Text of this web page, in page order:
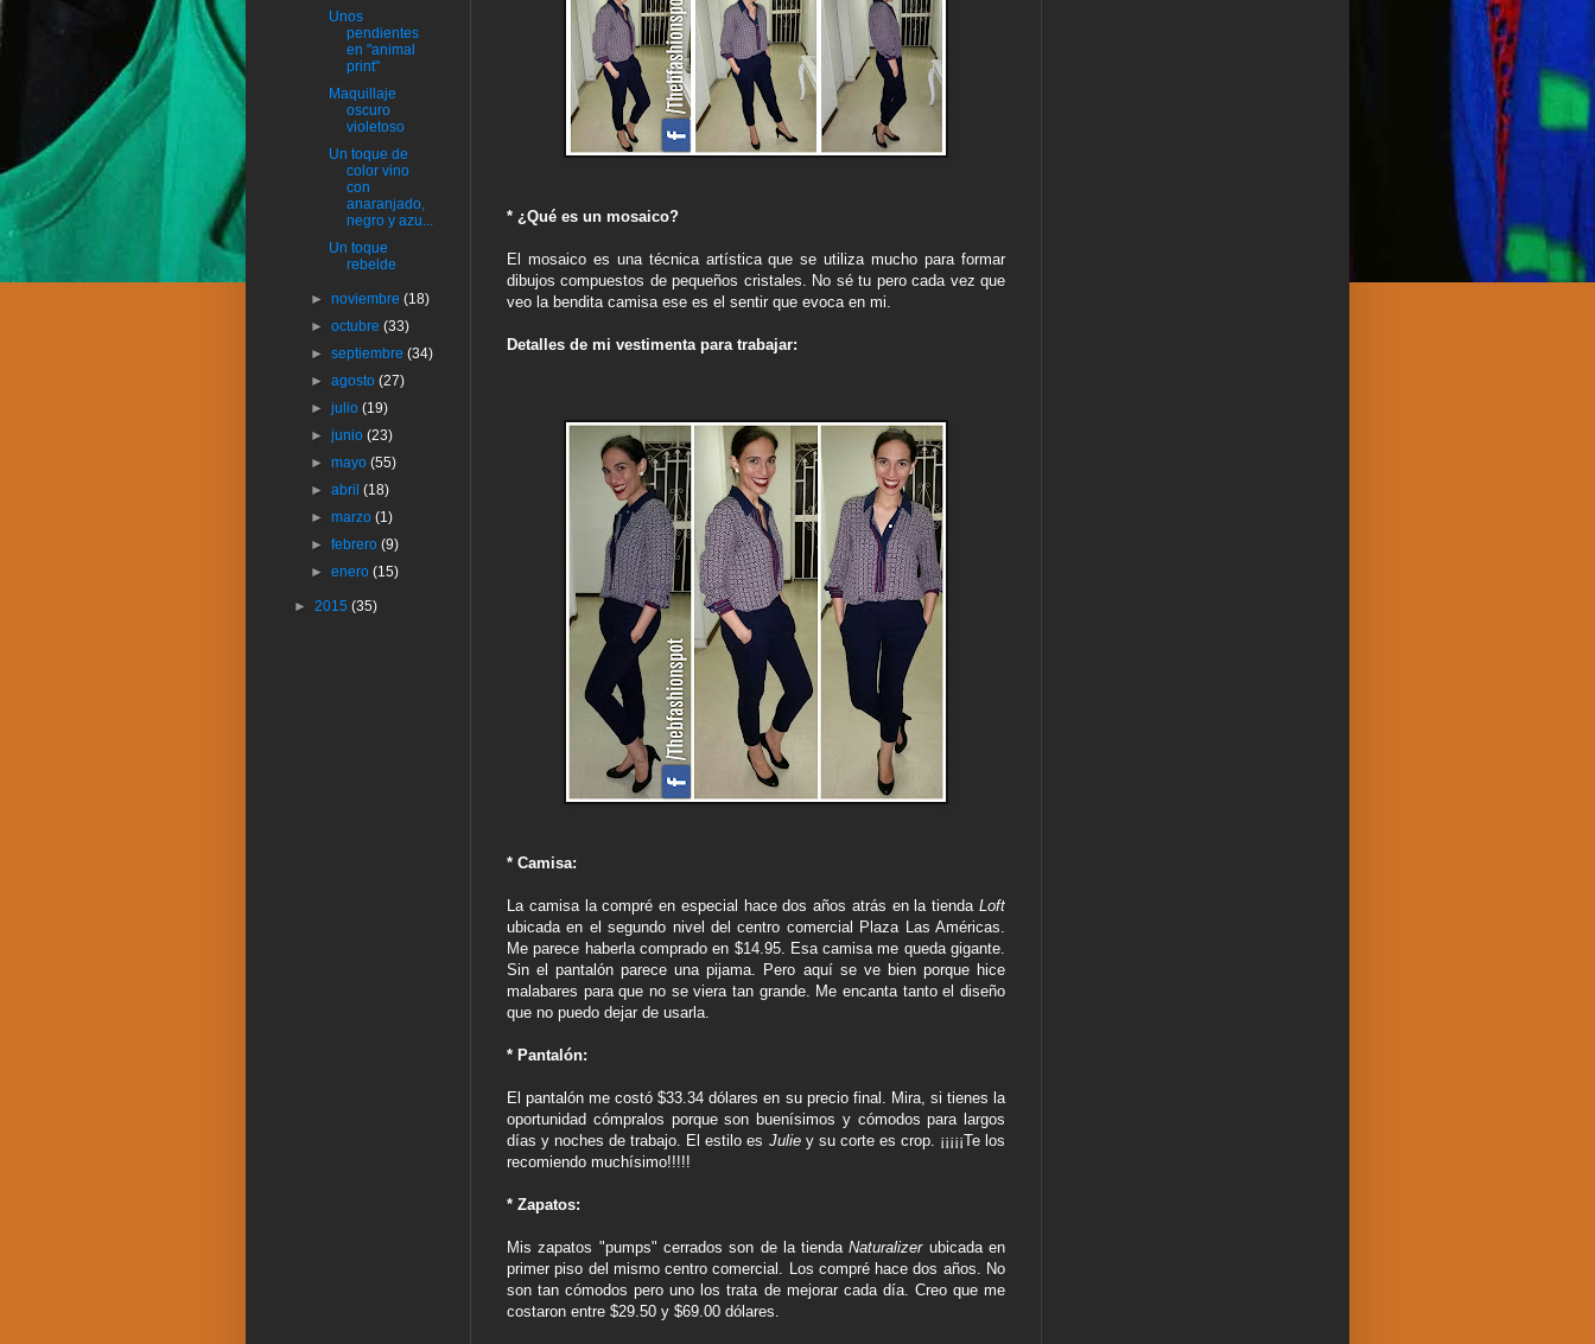
* ¿Qué es un mosaico?
El mosaico es una técnica artística que se utiliza mucho para formar
dibujos compuestos de pequeños cristales. No sé tu pero cada vez que
veo la bendita camisa ese es el sentir que evoca en mi.
Detalles de mi vestimenta para trabajar:
* Camisa:
La camisa la compré en especial hace dos años atrás en la tienda Loft
ubicada en el segundo nivel del centro comercial Plaza Las Américas.
Me parece haberla comprado en $14.95. Esa camisa me queda gigante.
Sin el pantalón parece una pijama. Pero aquí se ve bien porque hice
malabares para que no se viera tan grande. Me encanta tanto el diseño
que no puedo dejar de usarla.
* Pantalón:
El pantalón me costó $33.34 dólares en su precio final. Mira, si tienes la
oportunidad cómpralos porque son buenísimos y cómodos para largos
días y noches de trabajo. El estilo es Juliey su corte es crop. ¡¡¡¡¡Te los
recomiendo muchísimo!!!!!
* Zapatos:
Mis zapatos "pumps" cerrados son de la tiendaNaturalizerubicada en
primer piso del mismo centro comercial. Los compré hace dos años. No
son tan cómodos pero uno los trata de mejorar cada día. Creo que me
costaron entre $29.50 y $69.00 dólares.
Unos
pendientes
en "animal
print"
Maquillaje
oscuro
violetoso
Un toque de
color vino
con
anaranjado,
negro y azu...
Un toque
rebelde
►noviembre(18)
►octubre(33)
►septiembre(34)
►agosto(27)
►julio(19)
►junio(23)
►mayo(55)
►abril(18)
►marzo(1)
►febrero(9)
►enero(15)
► 2015 (35)